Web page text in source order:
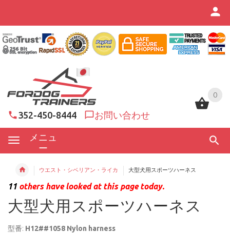
0
352-450-8444 お問い合わせ
メニュ
ー
0
ウエスト・シベリアン・ライカ 大型犬用スポーツハーネス
11 others have looked at this page today.
大型犬用スポーツハーネス
型番: H12##1058 Nylon harness